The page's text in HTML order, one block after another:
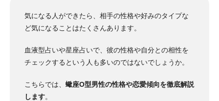
気になる人ができたら、相手の性格や好みのタイプな
ど気になることはたくさんあります。
血液型占いや星座占いで、彼の性格や自分との相性を
チェックするという人も多いのではないでしょうか。
こちらでは、 蠍座O型男性の性格や恋愛傾向を徹底解説
します。